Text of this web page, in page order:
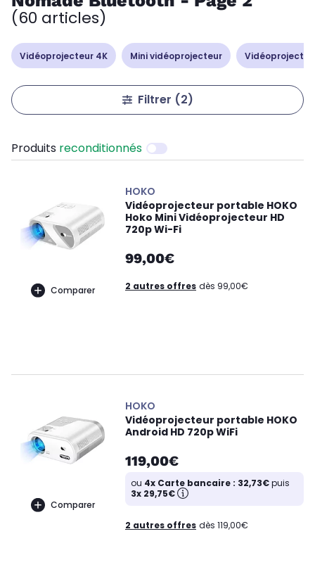
(60 articles)
Vidéoprojecteur 4K Mini vidéoprojecteur
Filtrer (2)
Produits reconditionnés
Comparer
HOKO
Vidéoprojecteur portable HOKO
Hoko Mini Vidéoprojecteur HD
720p Wi-Fi
99,00€
2 autres offres dès 99,00€
Comparer
HOKO
Vidéoprojecteur portable HOKO
Android HD 720p WiFi
119,00€
ou 4x Carte bancaire : 32,73€puis
3x 29,75€
2 autres offres dès 119,00€